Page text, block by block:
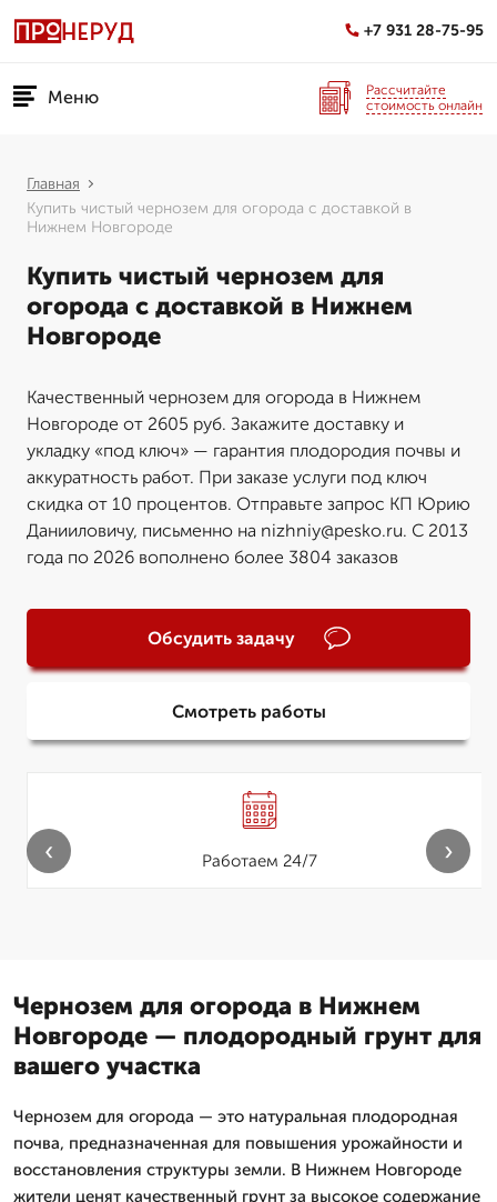
+7 931 28-75-95
Меню
Рассчитайте
стоимость онлайн
Главная
Купить чистый чернозем для огорода с доставкой в
Нижнем Новгороде
Купить чистый чернозем для
огорода с доставкой в Нижнем
Новгороде
Качественный чернозем для огорода в Нижнем
Новгороде от 2605 руб. Закажите доставку и
укладку «под ключ» — гарантия плодородия почвы и
аккуратность работ. При заказе услуги под ключ
скидка от 10 процентов. Отправьте запрос КП Юрию
Данииловичу, письменно на nizhniy@pesko.ru. С 2013
года по 2026 вополнено более 3804 заказов
Обсудить задачу
Смотреть работы
Работаем 24/7
‹ ›
Чернозем для огорода в Нижнем
Новгороде — плодородный грунт для
вашего участка
Чернозем для огорода — это натуральная плодородная
почва, предназначенная для повышения урожайности и
восстановления структуры земли. В Нижнем Новгороде
жители ценят качественный грунт за высокое содержание